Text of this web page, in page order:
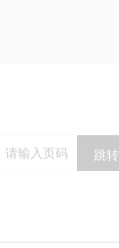
跳转